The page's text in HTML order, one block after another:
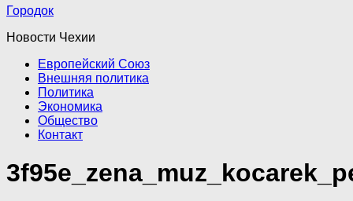
Городок
Новости Чехии
Европейский Союз
Внешняя политика
Политика
Экономика
Общество
Контакт